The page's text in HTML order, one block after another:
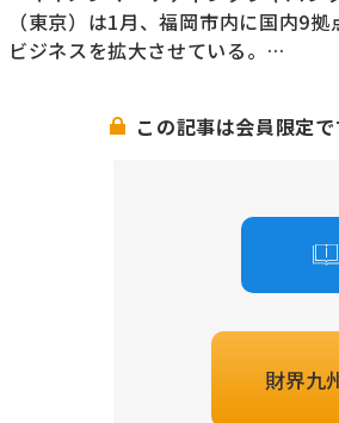
（東京）は1月、福岡市内に国内9
ビジネスを拡大させている。…
この記事は会員限定で
財界九